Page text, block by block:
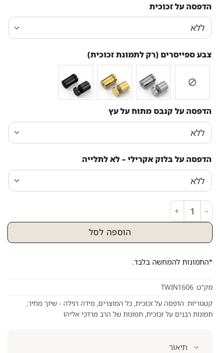
הדפסה על זכוכית
צבע ספייסרים (רק לתמונת זכוכית)
הדפסה על קנבס מתוח על עץ
הדפסה על בלוק אקרילי – לא לתלייה
כמות של תמונה מעוצבת של הרב מרדכי אליהו
הוספה לסל
*התמונות להמחשה בלבד.
מק"ט: TWIN1606
קטגוריות: הדפסה על זכוכית, כל המוצרים, מידה רגילה - שיוך מחיר,
תמונות רבנים על זכוכית, תמונות של הרב מרדכי אליהו
תיאור